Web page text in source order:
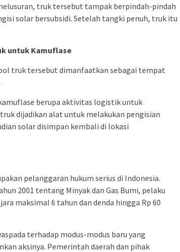
truk tersebut tampak berpindah-pindah
solar bersubsidi. Setelah tangki penuh, truk itu
untuk Kamuflase
truk tersebut dimanfaatkan sebagai tempat
berupa aktivitas logistik untuk
dijadikan alat untuk melakukan pengisian
solar disimpan kembali di lokasi
pelanggaran hukum serius di Indonesia.
2001 tentang Minyak dan Gas Bumi, pelaku
maksimal 6 tahun dan denda hingga Rp 60
terhadap modus-modus baru yang
aksinya. Pemerintah daerah dan pihak